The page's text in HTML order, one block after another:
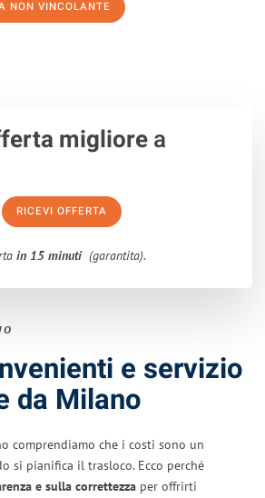
NON VINCOLANTE
migliorea
RICEVI OFFERTA
in 15 minuti (garantita).
e servizio
da Milano
comprendiamo che i costi sono un
si pianifica il trasloco. Ecco perché
e sulla correttezza per offrirti